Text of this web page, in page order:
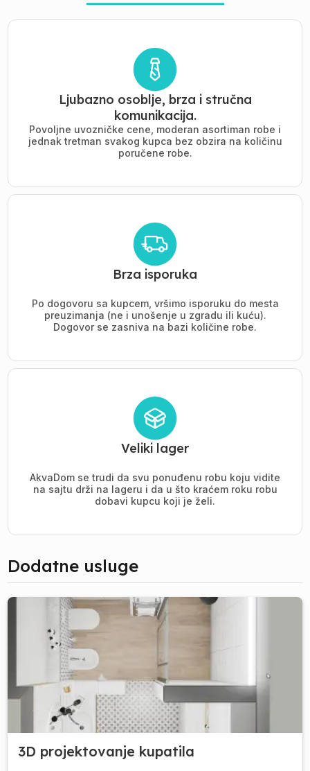
Ljubazno osoblje, brza i stručna
komunikacija.
Povoljne uvozničke cene, moderan asortiman robe i
jednak tretman svakog kupca bez obzira na količinu
poručene robe.
Brza isporuka
Po dogovoru sa kupcem, vršimo isporuku do mesta
preuzimanja (ne i unošenje u zgradu ili kuću).
Dogovor se zasniva na bazi količine robe.
Veliki lager
AkvaDom se trudi da svu ponuđenu robu koju vidite
na sajtu drži na lageru i da u što kraćem roku robu
dobavi kupcu koji je želi.
Dodatne usluge
3D projektovanje kupatila